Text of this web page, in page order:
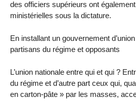
des officiers supérieurs ont
ministérielles sous la dictature.
En installant un gouvernement
partisans du régime et opposants
L’union nationale entre qui et qui ?
du régime et d’autre part ceux qui,
en carton-pâte » par les masses,